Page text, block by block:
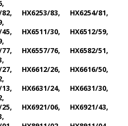
82, HX6253/83, HX6254/81,
45, HX6511/30, HX6512/59,
77, HX6557/76, HX6582/51,
27, HX6612/26, HX6616/50,
13, HX6631/24, HX6631/30,
25, HX6921/06, HX6921/43,